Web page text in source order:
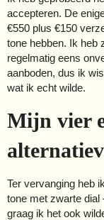
accepteren. De
€550 plus €150
tone hebben. Ik heb
regelmatig eens
aanboden, dus ik
wat ik echt wilde.
Mijn vier
Ter vervanging heb
tone met zwarte dial
graag ik het ook